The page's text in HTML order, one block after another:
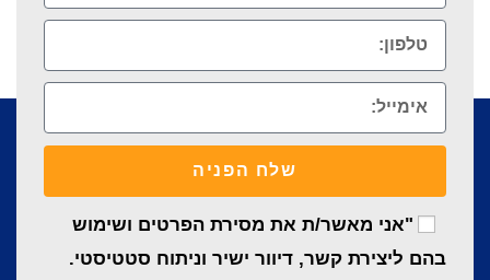
"אני מאשר/ת את מסירת הפרטים ושימוש
בהם ליצירת קשר, דיוור ישיר וניתוח סטטיסטי.
שלח הפניה